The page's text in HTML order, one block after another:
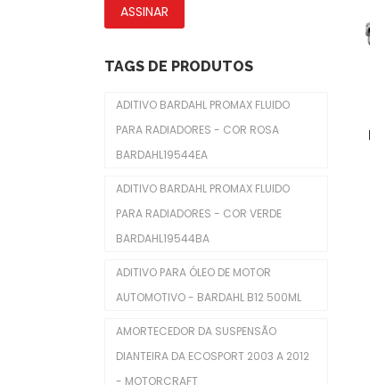
Fechadura De Capôs
Freio
Cabo Do Freio De Mão
Cilindro De Freio
Disco De Freios
Pastilhas De Freios
Servo Freio
Interior
Alavanca Freio De Mão
ASSINAR
TAGS DE PRODUTOS
ADITIVO BARDAHL PROMAX FLUIDO
PARA RADIADORES - COR ROSA
BARDAHL19544EA
ADITIVO BARDAHL PROMAX FLUIDO
PARA RADIADORES - COR VERDE
BARDAHL19544BA
ADITIVO PARA ÓLEO DE MOTOR
AUTOMOTIVO - BARDAHL B12 500ML
AMORTECEDOR DA SUSPENSÃO
DIANTEIRA DA ECOSPORT 2003 A 2012
- MOTORCRAFT